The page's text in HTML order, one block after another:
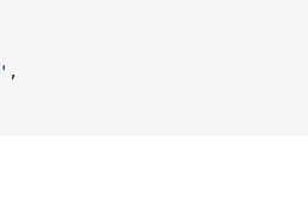
' ,